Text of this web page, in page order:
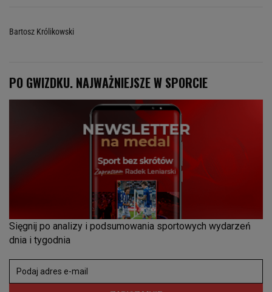
Bartosz Królikowski